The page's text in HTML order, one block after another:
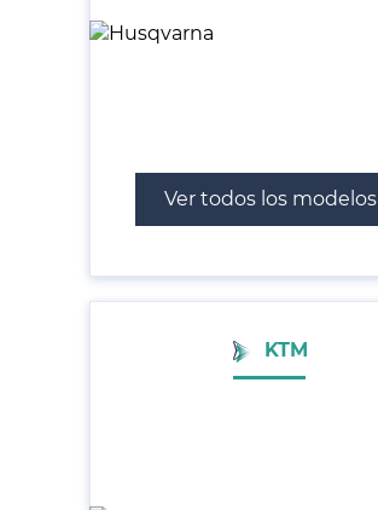
Ver todos los modelos
KTM